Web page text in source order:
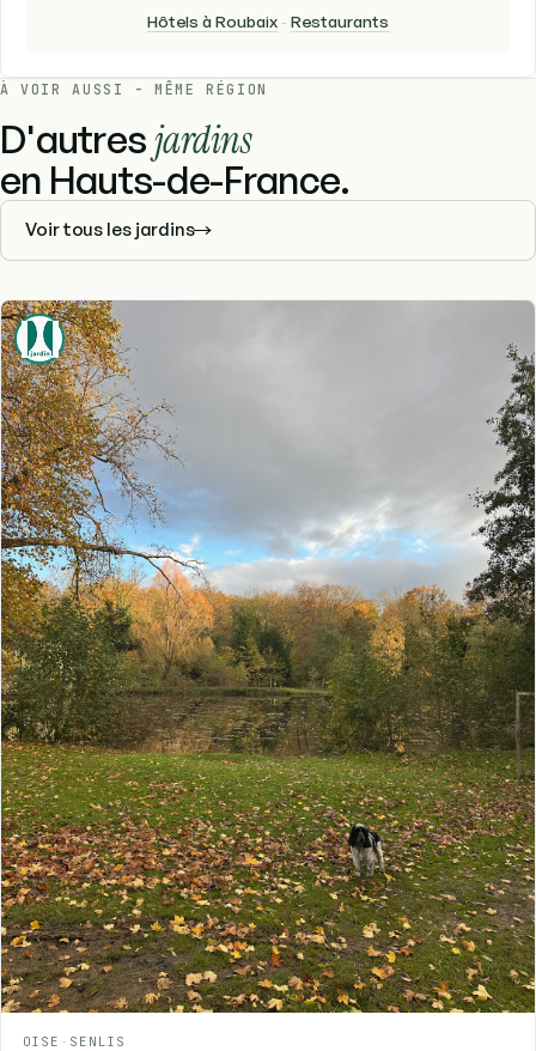
Hôtels à Roubaix-Restaurants
À VOIR AUSSI - MÊME RÉGION
D'autresjardins
en Hauts-de-France.
Voir tous les jardins
OISE - SENLIS